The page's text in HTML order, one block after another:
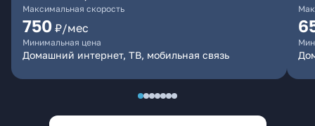
Максимальная скорость
750 ₽/мес
Минимальная цена
Домашний интернет, ТВ, мобильная связь